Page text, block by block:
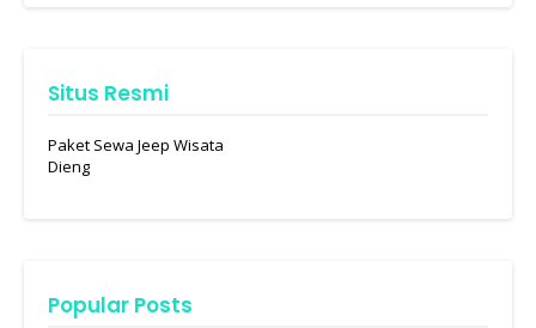
Situs Resmi
Paket Sewa Jeep Wisata
Dieng
Popular Posts